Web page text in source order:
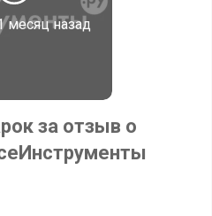
месяц назад
за отзыв о